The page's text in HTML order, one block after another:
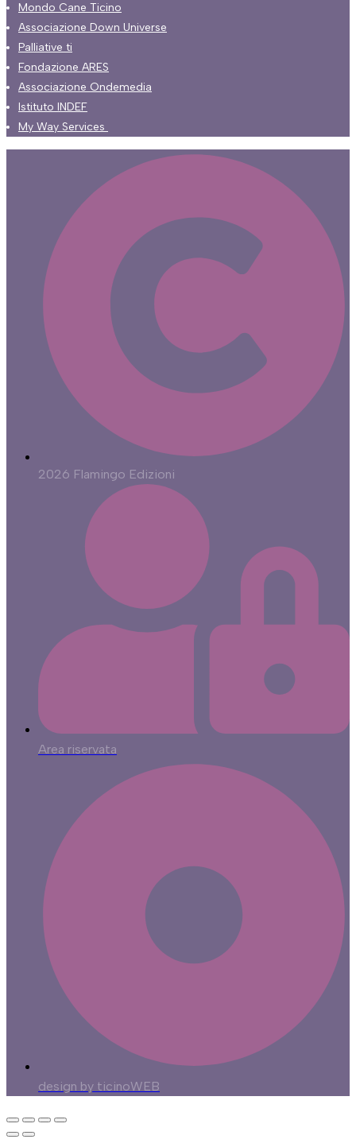
Mondo Cane Ticino
Associazione Down Universe
Palliative ti
Fondazione ARES
Associazione Ondemedia
Istituto INDEF
My Way Services
2026 Flamingo Edizioni
Area riservata
design by ticinoWEB